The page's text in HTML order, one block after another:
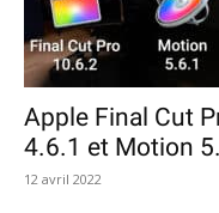
Apple Final Cut
4.6.1 et Motion
12 avril 2022